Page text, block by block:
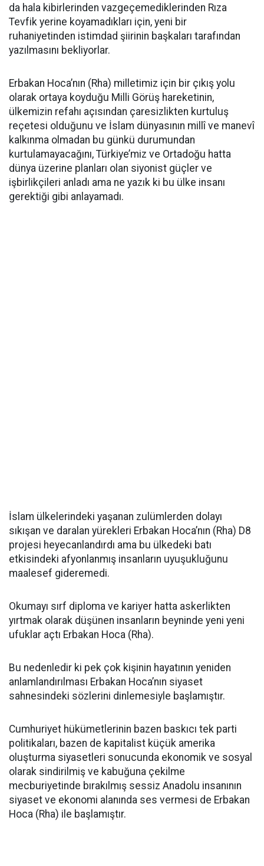
da hala kibirlerinden vazgeçemediklerinden Rıza
Tevfik yerine koyamadıkları için, yeni bir
ruhaniyetinden istimdad şiirinin başkaları tarafından
yazılmasını bekliyorlar.
Erbakan Hoca’nın (Rha) milletimiz için bir çıkış yolu
olarak ortaya koyduğu Milli Görüş hareketinin,
ülkemizin refahı açısından çaresizlikten kurtuluş
reçetesi olduğunu ve İslam dünyasının millî ve manevî
kalkınma olmadan bu günkü durumundan
kurtulamayacağını, Türkiye’miz ve Ortadoğu hatta
dünya üzerine planları olan siyonist güçler ve
işbirlikçileri anladı ama ne yazık ki bu ülke insanı
gerektiği gibi anlayamadı.
İslam ülkelerindeki yaşanan zulümlerden dolayı
sıkışan ve daralan yürekleri Erbakan Hoca’nın (Rha) D8
projesi heyecanlandırdı ama bu ülkedeki batı
etkisindeki afyonlanmış insanların uyuşukluğunu
maalesef gideremedi.
Okumayı sırf diploma ve kariyer hatta askerlikten
yırtmak olarak düşünen insanların beyninde yeni yeni
ufuklar açtı Erbakan Hoca (Rha).
Bu nedenledir ki pek çok kişinin hayatının yeniden
anlamlandırılması Erbakan Hoca’nın siyaset
sahnesindeki sözlerini dinlemesiyle başlamıştır.
Cumhuriyet hükümetlerinin bazen baskıcı tek parti
politikaları, bazen de kapitalist küçük amerika
oluşturma siyasetleri sonucunda ekonomik ve sosyal
olarak sindirilmiş ve kabuğuna çekilme
mecburiyetinde bırakılmış sessiz Anadolu insanının
siyaset ve ekonomi alanında ses vermesi de Erbakan
Hoca (Rha) ile başlamıştır.